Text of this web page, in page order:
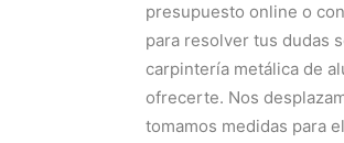
presupuesto online o
para resolver tus dudas
carpintería metálica de
ofrecerte. Nos
tomamos medidas para